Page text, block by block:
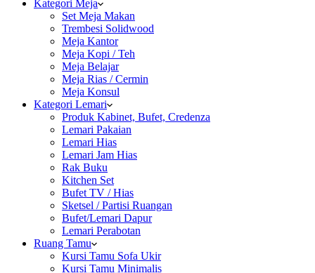
Kategori Meja
Set Meja Makan
Trembesi Solidwood
Meja Kantor
Meja Kopi / Teh
Meja Belajar
Meja Rias / Cermin
Meja Konsul
Kategori Lemari
Produk Kabinet, Bufet, Credenza
Lemari Pakaian
Lemari Hias
Lemari Jam Hias
Rak Buku
Kitchen Set
Bufet TV / Hias
Sketsel / Partisi Ruangan
Bufet/Lemari Dapur
Lemari Perabotan
Ruang Tamu
Kursi Tamu Sofa Ukir
Kursi Tamu Minimalis